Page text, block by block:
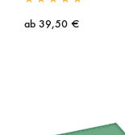
ab 39,50 €